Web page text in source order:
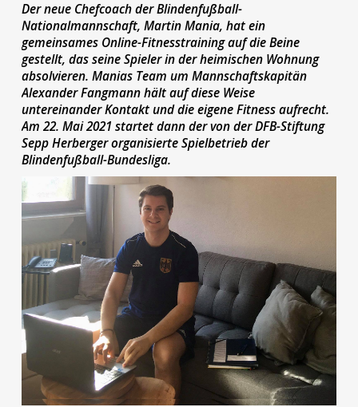
Der neue Chefcoach der Blindenfußball-
Nationalmannschaft, Martin Mania, hat ein
gemeinsames Online-Fitnesstraining auf die Beine
gestellt, das seine Spieler in der heimischen Wohnung
absolvieren. Manias Team um Mannschaftskapitän
Alexander Fangmann hält auf diese Weise
untereinander Kontakt und die eigene Fitness aufrecht.
Am 22. Mai 2021 startet dann der von der DFB-Stiftung
Sepp Herberger organisierte Spielbetrieb der
Blindenfußball-Bundesliga.